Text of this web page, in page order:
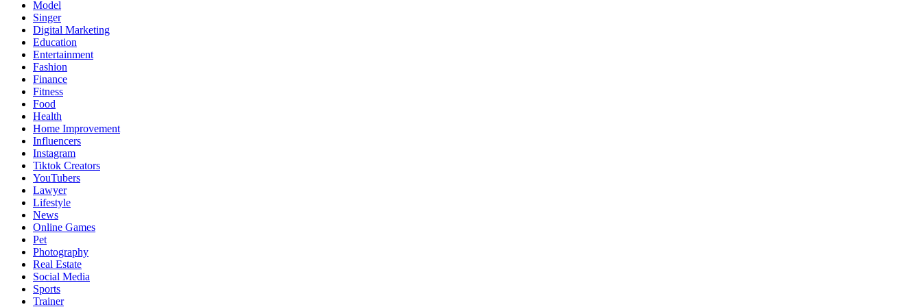
Model
Singer
Digital Marketing
Education
Entertainment
Fashion
Finance
Fitness
Food
Health
Home Improvement
Influencers
Instagram
Tiktok Creators
YouTubers
Lawyer
Lifestyle
News
Online Games
Pet
Photography
Real Estate
Social Media
Sports
Trainer